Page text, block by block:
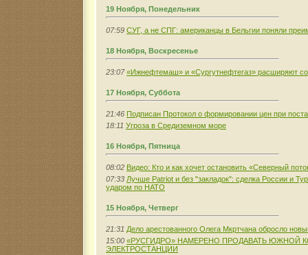
19 Ноября, Понедельник
07:59 СУГ, а не СПГ: американцы в Бельгии поняли
18 Ноября, Воскресенье
23:07 «Ижнефтемаш» и «Сургутнефтегаз» расширяют
17 Ноября, Суббота
21:46 Подписан Протокол о формировании цен при
18:11 Угроза в Средиземном море
16 Ноября, Пятница
08:02 Видео: Кто и как хочет остановить «Северный
07:33 Лучше Patriot и без "закладок": сделка России и
ударом по НАТО
15 Ноября, Четверг
21:31 Дело арестованного Олега Мкртчана обросло
15:00 «РУСГИДРО» НАМЕРЕНО ПРОДАВАТЬ ЮЖНОЙ
ЭЛЕКТРОСТАНЦИИ